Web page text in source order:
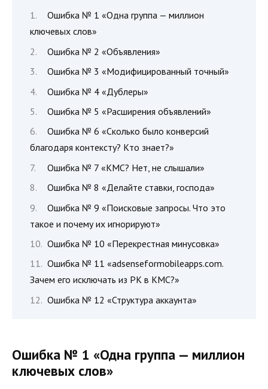
Ошибка № 1 «Одна группа — миллион
ключевых слов»
Ошибка № 2 «Объявления»
Ошибка № 3 «Модифицированный точный»
Ошибка № 4 «Дублеры»
Ошибка № 5 «Расширения объявлений»
Ошибка № 6 «Сколько было конверсий
благодаря контексту? Кто знает?»
Ошибка № 7 «КМС? Нет, не слышали»
Ошибка № 8 «Делайте ставки, господа»
Ошибка № 9 «Поисковые запросы. Что это
такое и почему их игнорируют»
Ошибка № 10 «Перекрестная минусовка»
Ошибка № 11 «adsenseformobileapps.com.
Зачем его исключать из РК в КМС?»
Ошибка № 12 «Структура аккаунта»
Ошибка № 1 «Одна группа — миллион
ключевых слов»